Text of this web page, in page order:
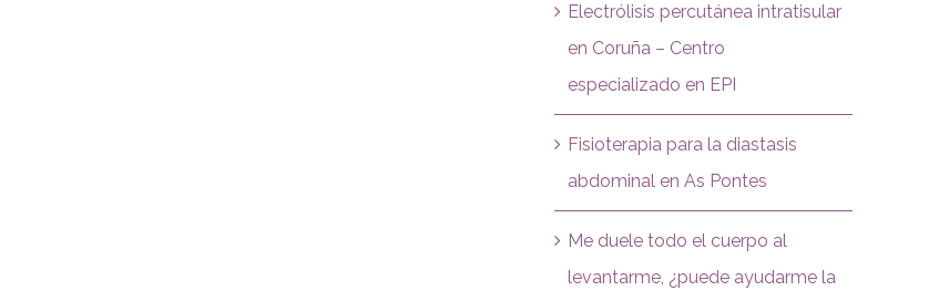
Electrólisis percutánea intratisular
en Coruña – Centro
especializado en EPI
Fisioterapia para la diastasis
abdominal en As Pontes
Me duele todo el cuerpo al
levantarme, ¿puede ayudarme la